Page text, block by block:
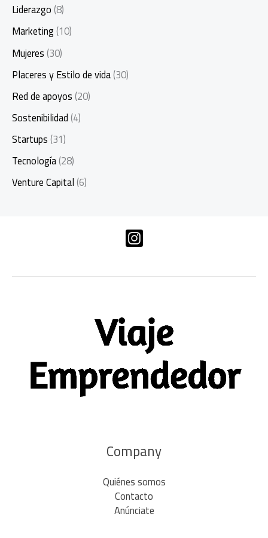
Liderazgo(8)
Marketing(10)
Mujeres(30)
Placeres y Estilo de vida(30)
Red de apoyos(20)
Sostenibilidad(4)
Startups(31)
Tecnología(28)
Venture Capital(6)
Company
Quiénes somos
Contacto
Anúnciate